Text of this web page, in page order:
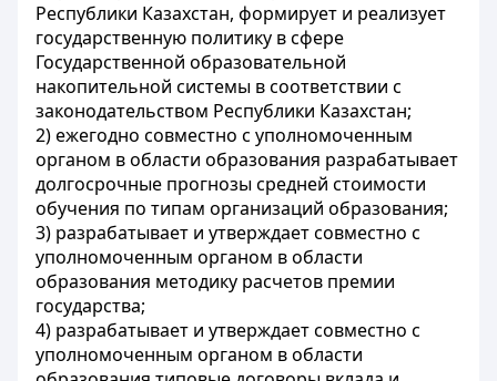
Республики Казахстан, формирует и реализует
государственную политику в сфере
Государственной образовательной
накопительной системы в соответствии с
законодательством Республики Казахстан;
2) ежегодно совместно с уполномоченным
органом в области образования разрабатывает
долгосрочные прогнозы средней стоимости
обучения по типам организаций образования;
3) разрабатывает и утверждает совместно с
уполномоченным органом в области
образования методику расчетов премии
государства;
4) разрабатывает и утверждает совместно с
уполномоченным органом в области